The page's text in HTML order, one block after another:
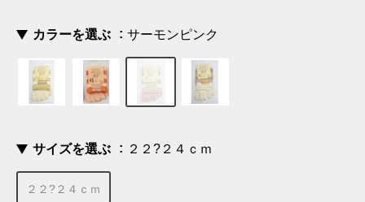
カラーを選ぶ サーモンピンク
サイズを選ぶ ２２?２４ｃｍ
２２?２４ｃｍ